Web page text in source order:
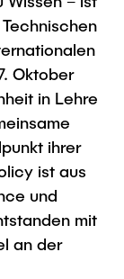
Oktober
in Lehre
ihrer
ist aus
und
mit
an der